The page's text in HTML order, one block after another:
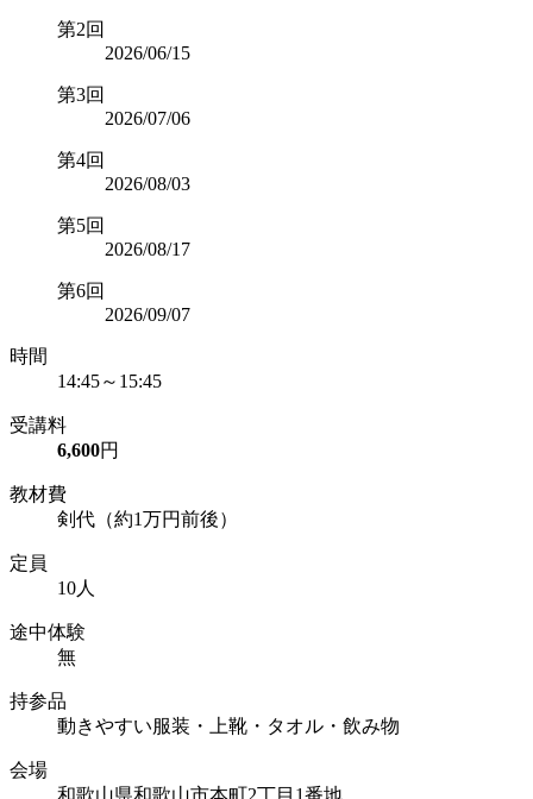
第2回
2026/06/15
第3回
2026/07/06
第4回
2026/08/03
第5回
2026/08/17
第6回
2026/09/07
時間
14:45～15:45
受講料
6,600円
教材費
剣代（約1万円前後）
定員
10人
途中体験
無
持参品
動きやすい服装・上靴・タオル・飲み物
会場
和歌山県和歌山市本町2丁目1番地